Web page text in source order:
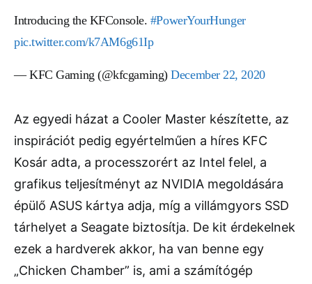
Introducing the KFConsole. #PowerYourHunger
pic.twitter.com/k7AM6g61Ip
— KFC Gaming (@kfcgaming)December 22, 2020
Az egyedi házat a Cooler Master készítette, az
inspirációt pedig egyértelműen a híres KFC
Kosár adta, a processzorért az Intel felel, a
grafikus teljesítményt az NVIDIA megoldására
épülő ASUS kártya adja, míg a villámgyors SSD
tárhelyet a Seagate biztosítja. De kit érdekelnek
ezek a hardverek akkor, ha van benne egy
„Chicken Chamber” is, ami a számítógép